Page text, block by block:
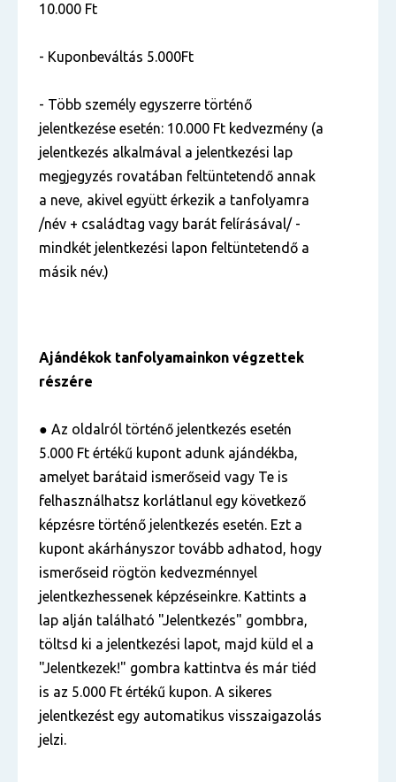
10.000 Ft
- Kuponbeváltás 5.000Ft
- Több személy egyszerre történő
jelentkezése esetén: 10.000 Ft kedvezmény (a
jelentkezés alkalmával a jelentkezési lap
megjegyzés rovatában feltüntetendő annak
a neve, akivel együtt érkezik a tanfolyamra
/név + családtag vagy barát felírásával/ -
mindkét jelentkezési lapon feltüntetendő a
másik név.)
Ajándékok tanfolyamainkon végzettek
részére
● Az oldalról történő jelentkezés esetén
5.000 Ft értékű kupont adunk ajándékba,
amelyet barátaid ismerőseid vagy Te is
felhasználhatsz korlátlanul egy következő
képzésre történő jelentkezés esetén. Ezt a
kupont akárhányszor tovább adhatod, hogy
ismerőseid rögtön kedvezménnyel
jelentkezhessenek képzéseinkre. Kattints a
lap alján található "Jelentkezés" gombbra,
töltsd ki a jelentkezési lapot, majd küld el a
"Jelentkezek!" gombra kattintva és már tiéd
is az 5.000 Ft értékű kupon. A sikeres
jelentkezést egy automatikus visszaigazolás
jelzi.